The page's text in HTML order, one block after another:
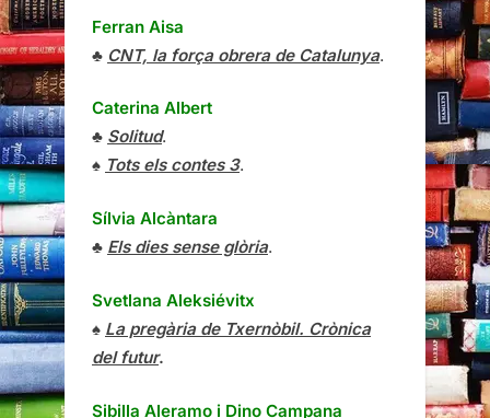
Ferran Aisa
♣ CNT, la força obrera de Catalunya.
Caterina Albert
♣ Solitud.
♠ Tots els contes 3.
Sílvia Alcàntara
♣ Els dies sense glòria.
Svetlana Aleksiévitx
♠ La pregària de Txernòbil. Crònica
del futur.
Sibilla Aleramo i Dino Campana